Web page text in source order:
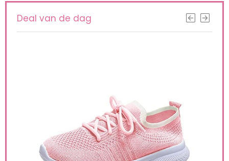
Deal van de dag